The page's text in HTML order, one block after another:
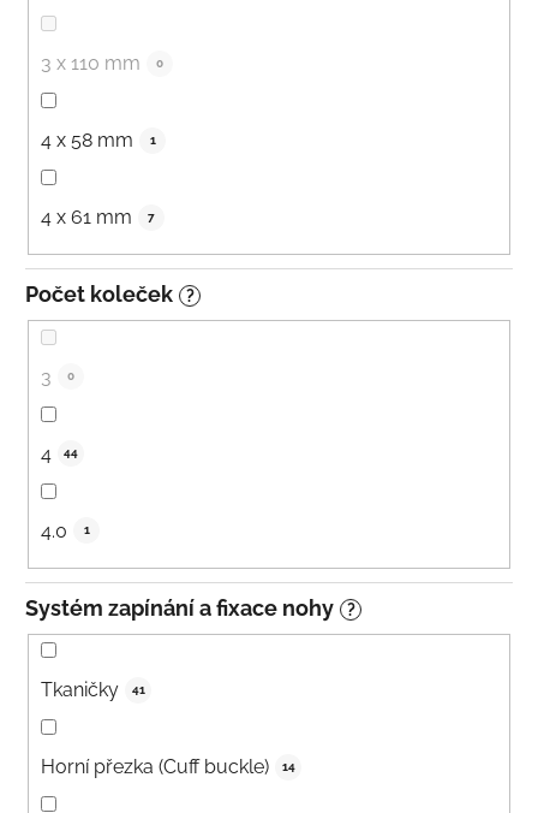
3 x 110 mm 0
4 x 58 mm 1
4 x 61 mm 7
Počet koleček ?
3 0
4 44
4.0 1
Systém zapínání a fixace nohy ?
Tkaničky 41
Horní přezka (Cuff buckle) 14